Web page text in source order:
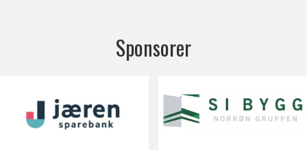
Sponsorer